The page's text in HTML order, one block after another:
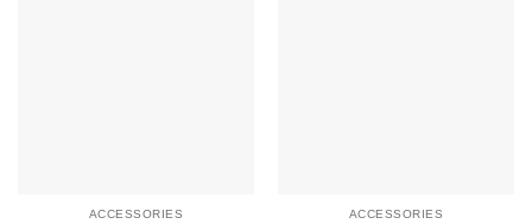
ACCESSORIES ACCESSORIES